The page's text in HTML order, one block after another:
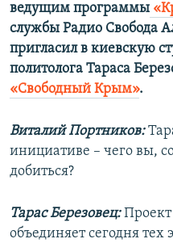
ведущим программы
службы Радио Свобода
пригласил в киевскую
политолога Тараса
«Свободный Крым».
Виталий Портников:
инициативе – чего вы,
добиться?
Тарас Березовец:
объединяет сегодня тех